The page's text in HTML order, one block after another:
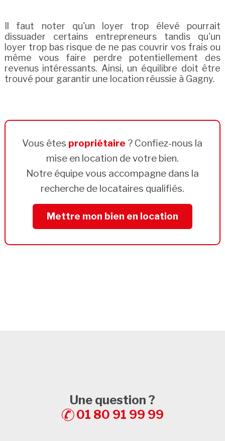
Il faut noter qu'un loyer trop élevé pourrait
dissuader certains entrepreneurs tandis qu'un
loyer trop bas risque de ne pas couvrir vos frais ou
même vous faire perdre potentiellement des
revenus intéressants. Ainsi, un équilibre doit être
trouvé pour garantir une location réussie à Gagny.
Vous êtes propriétaire ? Confiez-nous la
mise en location de votre bien.
Notre équipe vous accompagne dans la
recherche de locataires qualifiés.
Mettre mon bien en location
Une question ?
01 80 91 99 99